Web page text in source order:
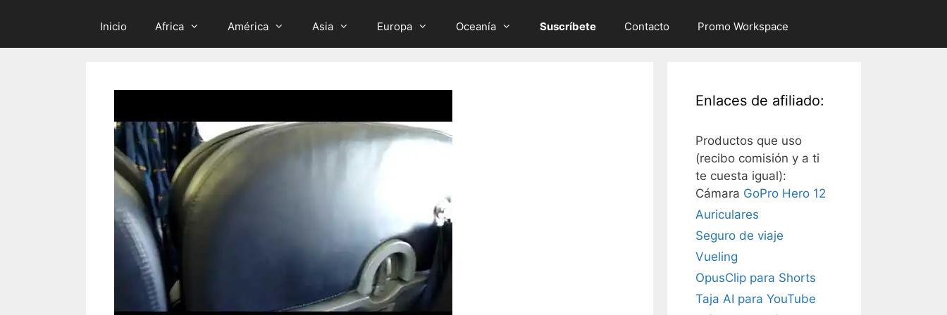
Inicio Africa América Asia Europa Oceanía Suscríbete Contacto Promo Workspace
Enlaces de afiliado:
Productos que uso
(recibo comisión y a ti
te cuesta igual):
Cámara GoPro Hero 12
Auriculares
Seguro de viaje
Vueling
OpusClip para Shorts
Taja AI para YouTube